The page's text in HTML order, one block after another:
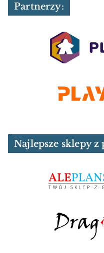
Partnerzy:
Najlepsze sklepy